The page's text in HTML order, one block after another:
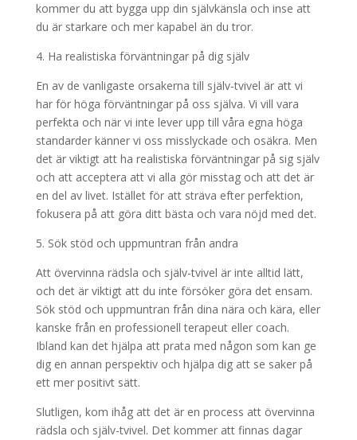
kommer du att bygga upp din självkänsla och inse att
du är starkare och mer kapabel än du tror.
4. Ha realistiska förväntningar på dig själv
En av de vanligaste orsakerna till själv-tvivel är att vi
har för höga förväntningar på oss själva. Vi vill vara
perfekta och när vi inte lever upp till våra egna höga
standarder känner vi oss misslyckade och osäkra. Men
det är viktigt att ha realistiska förväntningar på sig själv
och att acceptera att vi alla gör misstag och att det är
en del av livet. Istället för att sträva efter perfektion,
fokusera på att göra ditt bästa och vara nöjd med det.
5. Sök stöd och uppmuntran från andra
Att övervinna rädsla och själv-tvivel är inte alltid lätt,
och det är viktigt att du inte försöker göra det ensam.
Sök stöd och uppmuntran från dina nära och kära, eller
kanske från en professionell terapeut eller coach.
Ibland kan det hjälpa att prata med någon som kan ge
dig en annan perspektiv och hjälpa dig att se saker på
ett mer positivt sätt.
Slutligen, kom ihåg att det är en process att övervinna
rädsla och själv-tvivel. Det kommer att finnas dagar